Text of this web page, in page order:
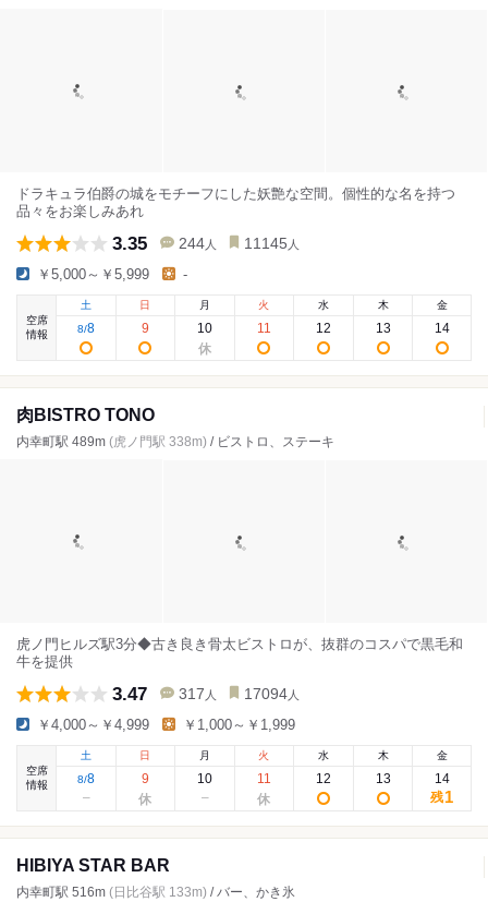
ドラキュラ伯爵の城をモチーフにした妖艶な空間。個性的な名を持つ
品々をお楽しみあれ
3.35 244 人 11145 人
￥5,000～￥5,999 -
空席
情報
土
8/8
日
9
月
10
火
11
水
12
木
13
金
14
肉BISTRO TONO
内幸町駅 489m (虎ノ門駅 338m) / ビストロ、ステーキ
虎ノ門ヒルズ駅3分◆古き良き骨太ビストロが、抜群のコスパで黒毛和
牛を提供
3.47 317 人 17094 人
￥4,000～￥4,999 ￥1,000～￥1,999
空席
情報
土
8/8
日
9
月
10
火
11
水
12
木
13
金
14
残1
HIBIYA STAR BAR
内幸町駅 516m (日比谷駅 133m) / バー、かき氷